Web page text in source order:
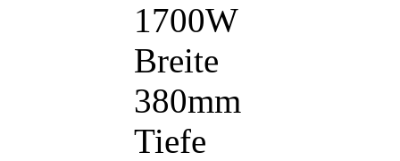
1700W
Breite
380mm
Tiefe